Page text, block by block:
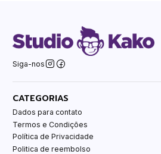
Siga-nos
CATEGORIAS
Dados para contato
Termos e Condições
Política de Privacidade
Politica de reembolso